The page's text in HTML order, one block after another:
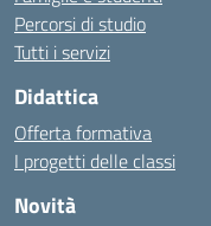
Percorsi di studio
Tutti i servizi
Didattica
Offerta formativa
I progetti delle classi
Novità